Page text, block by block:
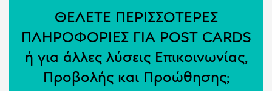
ΘΕΛΕΤΕ ΠΕΡΙΣΣΟΤΕΡΕΣ
ΠΛΗΡΟΦΟΡΙΕΣ ΓΙΑ POST CARDS
ή για άλλες λύσεις Επικοινωνίας,
Προβολής και Προώθησης;